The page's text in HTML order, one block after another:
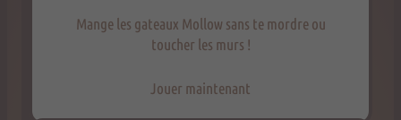
Mange les gateaux Mollow sans te mordre ou
toucher les murs !
Jouer maintenant